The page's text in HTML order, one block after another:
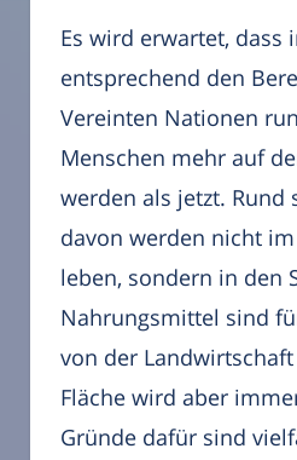
Es wird erwartet, dass
entsprechend den
Vereinten Nationen
Menschen mehr auf
werden als jetzt. Rund
davon werden nicht
leben, sondern in den
Nahrungsmittel sind
von der
Fläche wird aber
Gründe dafür sind